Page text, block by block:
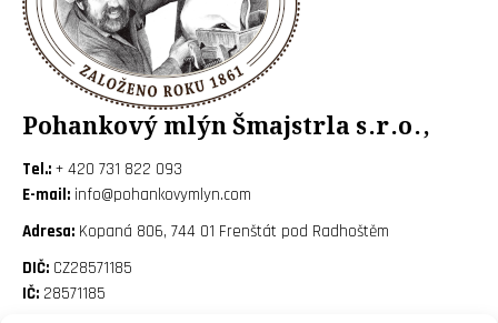
Pohankový mlýn Šmajstrla s.r.o.,
Tel.: + 420 731 822 093
E-mail: info@pohankovymlyn.com
Adresa: Kopaná 806, 744 01 Frenštát pod Radhoštěm
DIČ: CZ28571185
IČ: 28571185